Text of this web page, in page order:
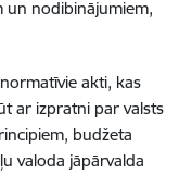
un nodibinājumiem,
akti, kas
ar izpratni par valsts
budžeta
valoda jāpārvalda